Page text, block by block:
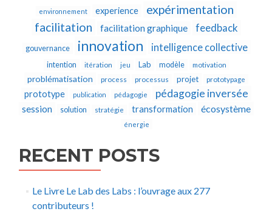
environnement experience
expérimentation
facilitation
facilitation graphique feedback
gouvernance innovation intelligence collective
intention itération jeu Lab modèle motivation
problématisation process processus projet prototypage
prototype publication pédagogie pédagogie inversée
session solution stratégie transformation écosystème
énergie
RECENT POSTS
Le Livre Le Lab des Labs : l’ouvrage aux 277
contributeurs !